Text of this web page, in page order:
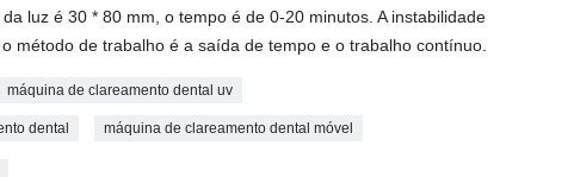
luz é 30 * 80 mm, o tempo é de 0-20 minutos. A instabilidade
método de trabalho é a saída de tempo e o trabalho contínuo.
máquina de clareamento dental uv
dental máquina de clareamento dental móvel